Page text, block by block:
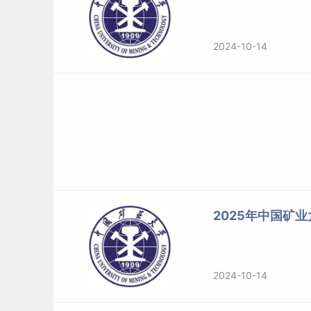
2024-10-14
2025年中国矿业
2024-10-14